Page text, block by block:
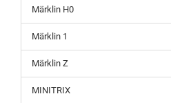
Märklin H0
Märklin 1
Märklin Z
MINITRIX